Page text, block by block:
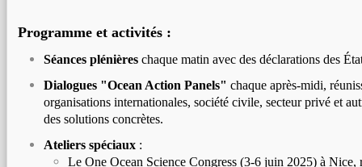
Programme et activités :
Séances plénières chaque matin avec des déclarations des
Dialogues "Ocean Action Panels" chaque après-midi,
organisations internationales, société civile, secteur privé et
des solutions concrètes.
Ateliers spéciaux :
Le One Ocean Science Congress (3-6 juin 2025) à Nice,